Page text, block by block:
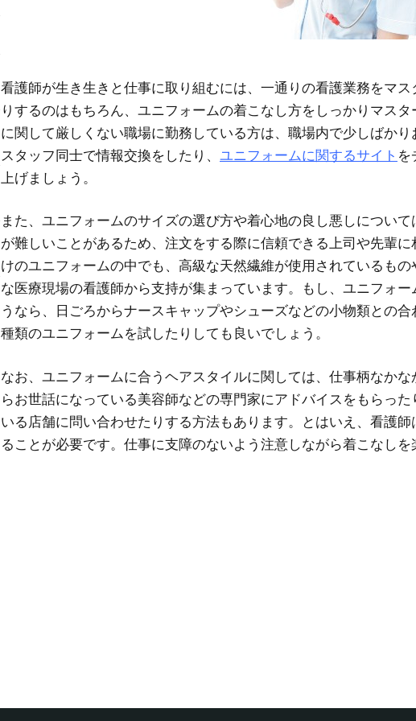
看護師が生き生きと仕事に取り組むには、一通りの看護業務をマ
りするのはもちろん、ユニフォームの着こなし方をしっかりマス
に関して厳しくない職場に勤務している方は、職場内で少しばかり
スタッフ同士で情報交換をしたり、 ユニフォームに関するサイト を
上げましょう。
また、ユニフォームのサイズの選び方や着心地の良し悪しについ
が難しいことがあるため、注文をする際に信頼できる上司や先輩
けのユニフォームの中でも、高級な天然繊維が使用されているも
な医療現場の看護師から支持が集まっています。もし、ユニフォ
うなら、日ごろからナースキャップやシューズなどの小物類との
種類のユニフォームを試したりしても良いでしょう。
なお、ユニフォームに合うヘアスタイルに関しては、仕事柄なか
らお世話になっている美容師などの専門家にアドバイスをもらっ
いる店舗に問い合わせたりする方法もあります。とはいえ、看護
ることが必要です。仕事に支障のないよう注意しながら着こなしを